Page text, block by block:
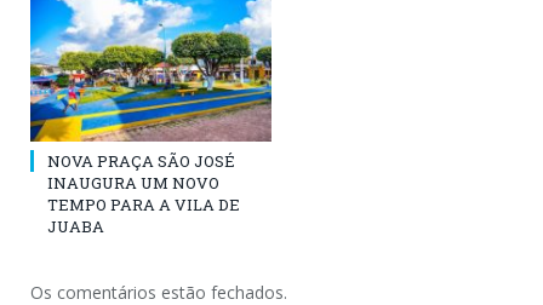
NOVA PRAÇA SÃO JOSÉ
INAUGURA UM NOVO
TEMPO PARA A VILA DE
JUABA
Os comentários estão fechados.